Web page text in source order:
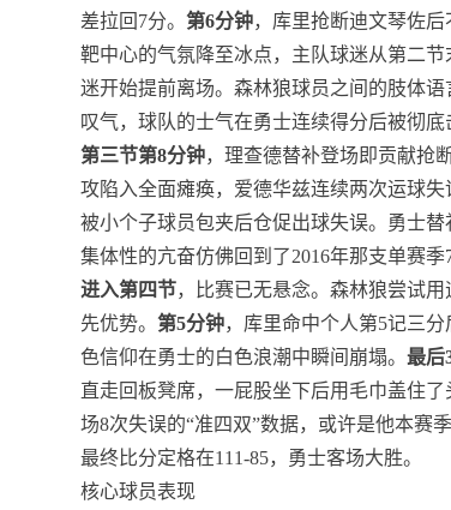
差拉回7分。第6分钟，库里抢断迪文琴佐
靶中心的气氛降至冰点，主队球迷从第二
迷开始提前离场。森林狼球员之间的肢体
叹气，球队的士气在勇士连续得分后被彻底
第三节第8分钟，理查德替补登场即贡献抢
攻陷入全面瘫痪，爱德华兹连续两次运球
被小个子球员包夹后仓促出球失误。勇士
集体性的亢奋仿佛回到了2016年那支单赛季
进入第四节，比赛已无悬念。森林狼尝试
先优势。第5分钟，库里命中个人第5记三
色信仰在勇士的白色浪潮中瞬间崩塌。最后
直走回板凳席，一屁股坐下后用毛巾盖住
场8次失误的“准四双”数据，或许是他本赛
最终比分定格在111-85，勇士客场大胜。
核心球员表现